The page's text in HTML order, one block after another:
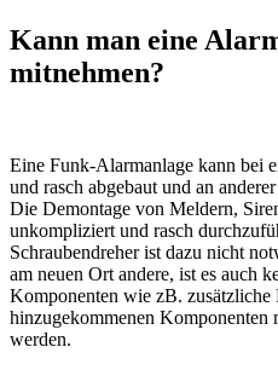
Kann man eine
mitnehmen?
Eine Funk-Alarmanlage kann bei
und rasch abgebaut und an
Die Demontage von Meldern,
unkompliziert und rasch
Schraubendreher ist dazu nicht
am neuen Ort andere, ist es auch
Komponenten wie zB. zusätzliche
hinzugekommenen Komponenten
werden.